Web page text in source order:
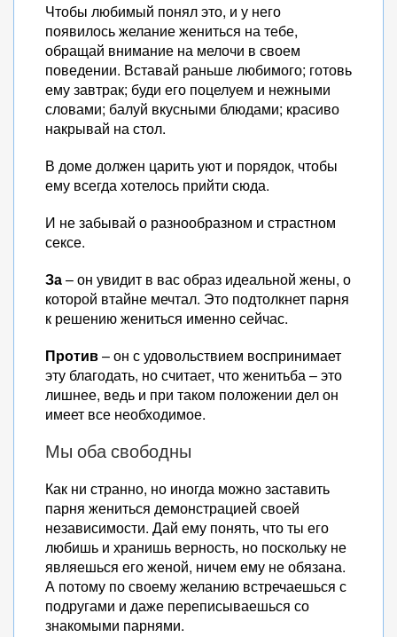
Чтобы любимый понял это, и у него
появилось желание жениться на тебе,
обращай внимание на мелочи в своем
поведении. Вставай раньше любимого; готовь
ему завтрак; буди его поцелуем и нежными
словами; балуй вкусными блюдами; красиво
накрывай на стол.
В доме должен царить уют и порядок, чтобы
ему всегда хотелось прийти сюда.
И не забывай о разнообразном и страстном
сексе.
За– он увидит в вас образ идеальной жены, о
которой втайне мечтал. Это подтолкнет парня
к решению жениться именно сейчас.
Против– он с удовольствием воспринимает
эту благодать, но считает, что женитьба – это
лишнее, ведь и при таком положении дел он
имеет все необходимое.
Мы оба свободны
Как ни странно, но иногда можно заставить
парня жениться демонстрацией своей
независимости. Дай ему понять, что ты его
любишь и хранишь верность, но поскольку не
являешься его женой, ничем ему не обязана.
А потому по своему желанию встречаешься с
подругами и даже переписываешься со
знакомыми парнями.